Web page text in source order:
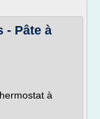
- Pâte à
à